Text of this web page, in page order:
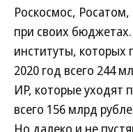
Роскосмос,
при своих
институты,
2020 год всего 244
ИР, которые уходят
всего 156 млрд